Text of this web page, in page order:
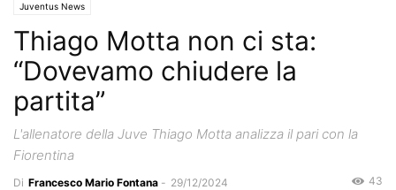
Juventus News
Thiago Motta non ci sta:
“Dovevamo chiudere la
partita”
L'allenatore della Juve Thiago Motta analizza il pari con la
Fiorentina
Di Francesco Mario Fontana - 29/12/2024 43